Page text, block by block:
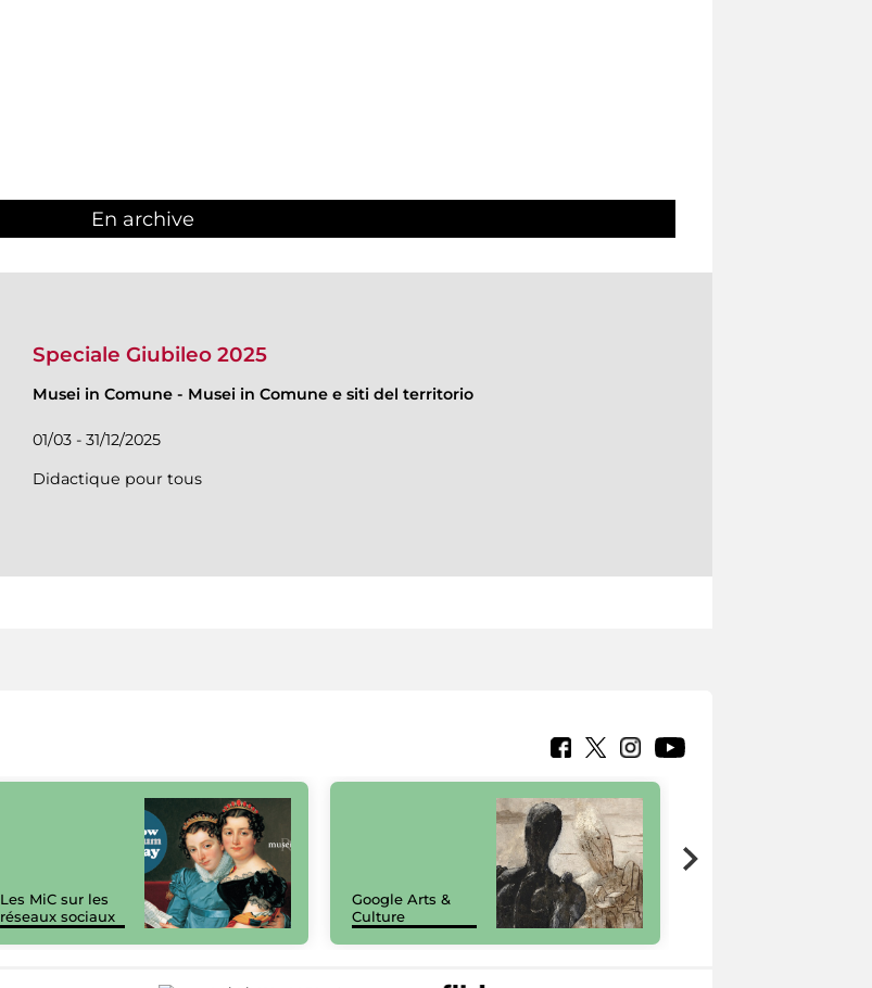
En archive
Speciale Giubileo 2025
Musei in Comune - Musei in Comune e siti del territorio
01/03 - 31/12/2025
Didactique pour tous
Les MiC sur les
réseaux sociaux
Google Arts &
Culture